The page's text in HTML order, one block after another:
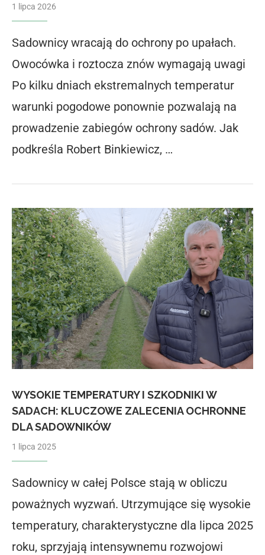
1 lipca 2026
Sadownicy wracają do ochrony po upałach.
Owocówka i roztocza znów wymagają uwagi
Po kilku dniach ekstremalnych temperatur
warunki pogodowe ponownie pozwalają na
prowadzenie zabiegów ochrony sadów. Jak
podkreśla Robert Binkiewicz, …
WYSOKIE TEMPERATURY I SZKODNIKI W
SADACH: KLUCZOWE ZALECENIA OCHRONNE
DLA SADOWNIKÓW
1 lipca 2025
Sadownicy w całej Polsce stają w obliczu
poważnych wyzwań. Utrzymujące się wysokie
temperatury, charakterystyczne dla lipca 2025
roku, sprzyjają intensywnemu rozwojowi